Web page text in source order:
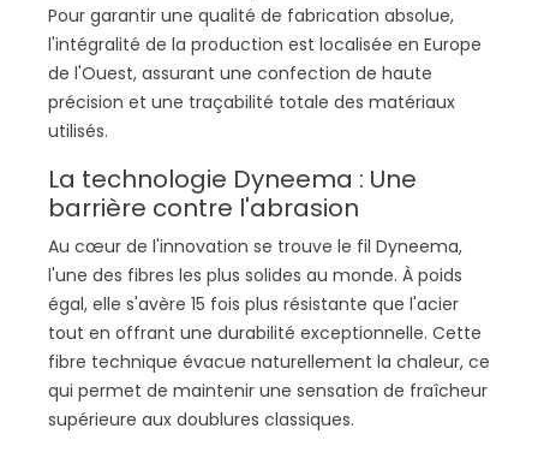
Pour garantir une qualité de fabrication absolue,
l'intégralité de la production est localisée en Europe
de l'Ouest, assurant une confection de haute
précision et une traçabilité totale des matériaux
utilisés.
La technologie Dyneema : Une
barrière contre l'abrasion
Au cœur de l'innovation se trouve le fil Dyneema,
l'une des fibres les plus solides au monde. À poids
égal, elle s'avère 15 fois plus résistante que l'acier
tout en offrant une durabilité exceptionnelle. Cette
fibre technique évacue naturellement la chaleur, ce
qui permet de maintenir une sensation de fraîcheur
supérieure aux doublures classiques.